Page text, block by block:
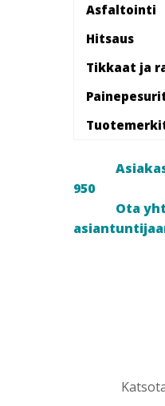
Asfaltointi
Hitsaus
Tikkaat ja
950
Ota